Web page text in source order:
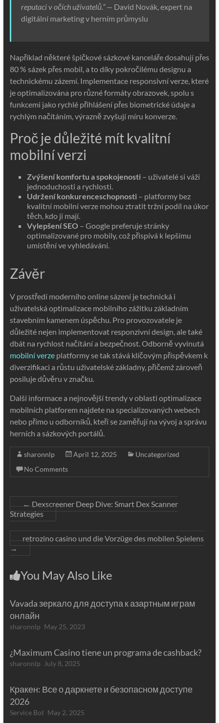
reputaci v očích uživatelů.” — David Novák, expert na
digitální marketing v herním průmyslu
Například některé špičkové sázkové kanceláře dosahují přes
80 % sázek přes mobil, a to díky pokročilému designu a
technickému zázemí. Implementace responsivní verze, které
je optimalizována pro různé formáty obrazovek, spolu s
funkcemi jako rychlé přihlášení přes biometrické údaje a
rychlým načítáním, výrazně zvyšují míru konverze.
Proč je důležité mít kvalitní
mobilní verzi
Zvýšení komfortu a spokojenosti– uživatelé si váží
jednoduchosti a rychlosti.
Udržení konkurenceschopnosti– platformy bez
kvalitní mobilní verze mohou ztratit tržní podíl na úkor
těch, kdo ji mají.
Vylepšení SEO– Google preferuje stránky
optimalizované pro mobily, což přispívá k lepšímu
umístění ve vyhledávání.
Závěr
V prostředí moderního online sázení je technická i
uživatelská optimalizace mobilního zážitku základním
stavebním kamenem úspěchu. Pro provozovatele je
důležité nejen implementovat responzivní design, ale také
dbát na rychlost načítání a bezpečnost. Odborně vyvinutá
mobilní verzeplatformy se tak stává klíčovým příspěvkem k
diverzifikaci a růstu uživatelské základny, přičemž zároveň
posiluje důvěru v značku.
Další informace a nejnovější trendy v oblasti optimalizace
mobilních platforem najdete na specializovaných webech
nebo přímo u odborníků, kteří se zaměřují na vývoj a správu
herních a sázkových portálů.
sharonnlp April 12, 2025
Uncategorized
No Comments
←Dexscreener Deep Dive: Smart Dex Scanner
Strategies
retrozino casino und die Vorzüge des mobilen Spielens
→
You May Also Like
Vavada зеркало для доступа к азартным играм
онлайн
sharonnlp May 25, 2023
¿Maximum Casino tiene un programa de cashback?
sharonnlp July 8, 2025
Кракен: Все о даркнете и безопасном доступе
2026
Service Bot May 2, 2025